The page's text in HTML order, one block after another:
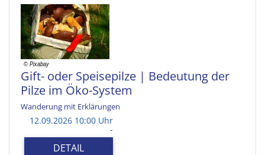
Gift- oder Speisepilze | Bedeutung der
Pilze im Öko-System
Wanderung mit Erklärungen
12.09.2026 10:00 Uhr
-
DETAIL